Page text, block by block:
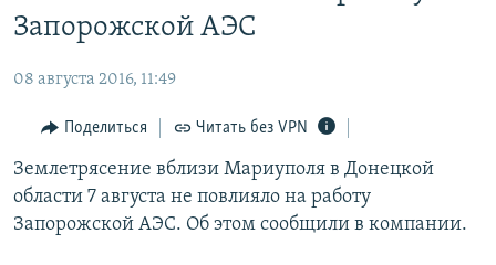
Вернутся
главной
навигации
Вернутся
поиску
11 ЛЕТ ОККУПАЦИИ КРЫМА. 11 ИСТОРИЙ СОПРОТИВЛЕНИЯ
ВОДА
ЕЩЕ
ИНТЕРАКТИВ
ИНФОГРАФИКА
ТЕЛЕПРОЕКТ КРЫМ.РЕАЛИИ
РАДІО СВОБОДА
КАК ОБОЙТИ БЛОКИРОВКУ
Українською
Запорожской АЭС
08 августа 2016, 11:49
Поделиться Читать без VPN
Землетрясение вблизи Мариуполя в Донецкой
области 7 августа не повлияло на работу
Запорожской АЭС. Об этом сообщили в компании.